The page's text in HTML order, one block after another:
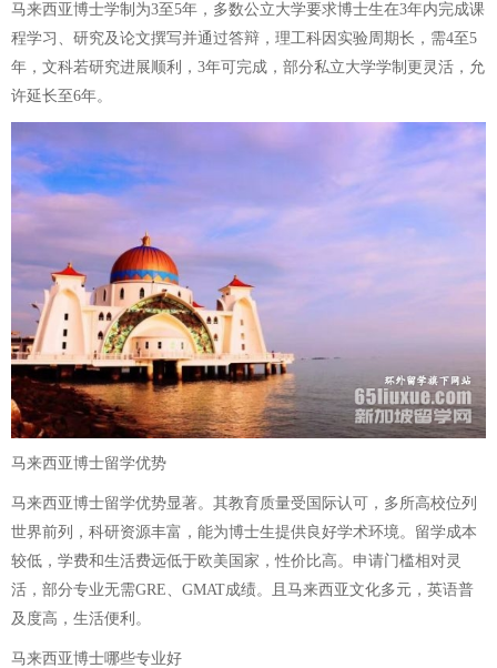
马来西亚博士学制为3至5年，多数公立大学要求博士生在3年内完成课
程学习、研究及论文撰写并通过答辩，理工科因实验周期长，需4至5
年，文科若研究进展顺利，3年可完成，部分私立大学学制更灵活，允
许延长至6年。
马来西亚博士留学优势
马来西亚博士留学优势显著。其教育质量受国际认可，多所高校位列
世界前列，科研资源丰富，能为博士生提供良好学术环境。留学成本
较低，学费和生活费远低于欧美国家，性价比高。申请门槛相对灵
活，部分专业无需GRE、GMAT成绩。且马来西亚文化多元，英语普
及度高，生活便利。
马来西亚博士哪些专业好